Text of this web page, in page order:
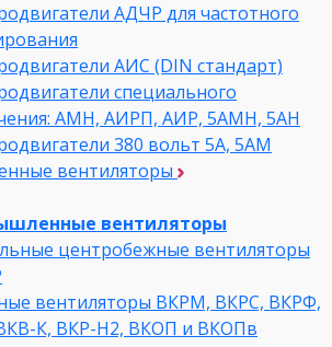
АДЧР для частотного
АИС (DIN стандарт)
специального
АМН, АИРП, АИР, 5АМН, 5АН
380 вольт 5А, 5АМ
вентиляторы
вентиляторы
центробежные вентиляторы
вентиляторы ВКРМ, ВКРС, ВКРФ,
К, ВКР-Н2, ВКОП и ВКОПв